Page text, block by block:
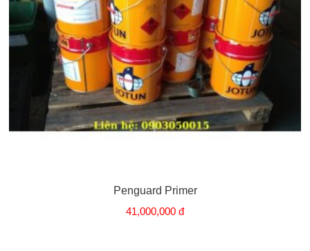
Penguard Primer
41,000,000 đ